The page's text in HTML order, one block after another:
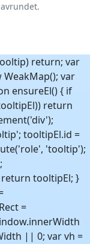
return; var
var
ensureEl() { if
return
tooltipEl.id =
'tooltip');
tooltipEl; }
=
|| 0; var vh =